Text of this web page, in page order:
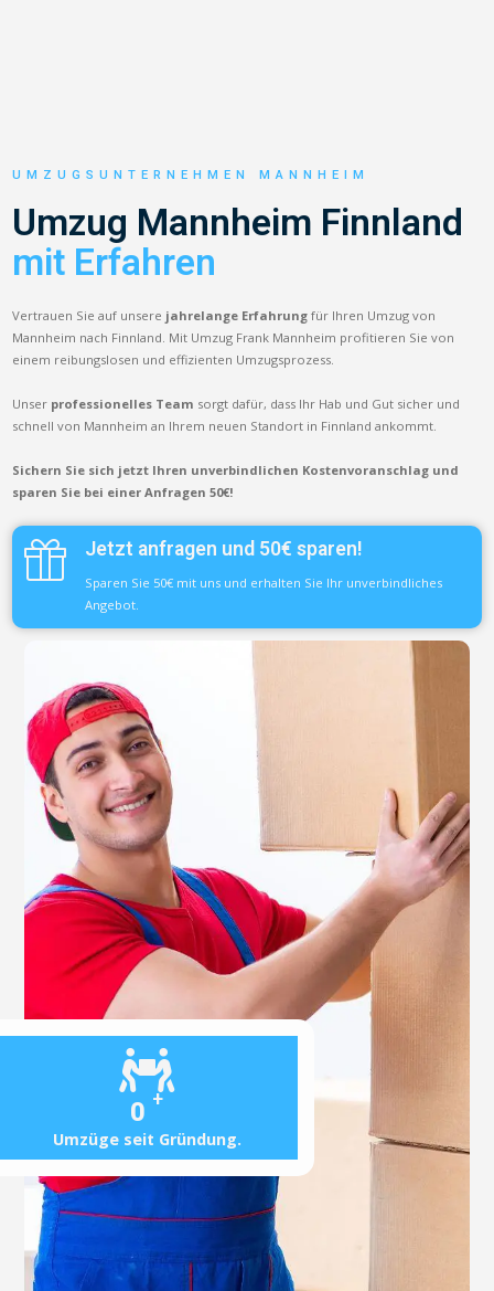
0 +
Umzüge seit Gründung.
UMZUGSUNTERNEHMEN MANNHEIM
Umzug Mannheim Finnland
mit Erfahren
Vertrauen Sie auf unsere jahrelange Erfahrung für Ihren Umzug von
Mannheim nach Finnland. Mit Umzug Frank Mannheim profitieren Sie von
einem reibungslosen und effizienten Umzugsprozess.
Unser professionelles Team sorgt dafür, dass Ihr Hab und Gut sicher und
schnell von Mannheim an Ihrem neuen Standort in Finnland ankommt.
Sichern Sie sich jetzt Ihren unverbindlichen Kostenvoranschlag und
sparen Sie bei einer Anfragen 50€!
Jetzt anfragen und 50€ sparen!
Sparen Sie 50€ mit uns und erhalten Sie Ihr unverbindliches
Angebot.